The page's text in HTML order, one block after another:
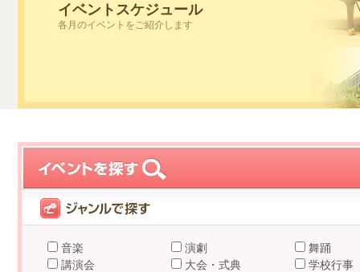
イベントスケジュール
各月のイベントをご紹介します
音楽 演劇
舞踊
講演会
大会・式典 学校行事